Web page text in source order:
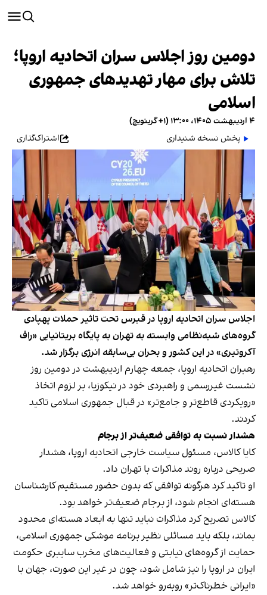
دومین روز اجلاس سران اتحادیه اروپا؛
تلاش برای مهار تهدیدهای جمهوری
اسلامی
۴ اردیبهشت ۱۴۰۵، ۱۳:۰۰ (‎+۱ گرینویچ)
پخش نسخه شنیداری
اشتراک‌گذاری
اجلاس سران اتحادیه اروپا در قبرس تحت تاثیر حملات پهپادی
گروه‌های شبه‌نظامی وابسته به تهران به پایگاه بریتانیایی «راف
آکروتیری» در این کشور و بحران بی‌سابقه انرژی برگزار شد.
رهبران اتحادیه اروپا، جمعه چهارم اردیبهشت در دومین روز
نشست غیررسمی و راهبردی خود در نیکوزیا، بر لزوم اتخاذ
«رویکردی قاطع‌تر و جامع‌تر» در قبال جمهوری اسلامی تاکید
کردند.
هشدار نسبت به توافقی ضعیف‌تر از برجام
کایا کالاس، مسئول سیاست خارجی اتحادیه اروپا، هشدار
صریحی درباره روند مذاکرات با تهران داد.
او تاکید کرد هرگونه توافقی که بدون حضور مستقیم کارشناسان
هسته‌ای انجام شود، از برجام ضعیف‌تر خواهد بود.
کالاس تصریح کرد مذاکرات نباید تنها به ابعاد هسته‌ای محدود
بماند، بلکه باید مسائلی نظیر برنامه موشکی جمهوری اسلامی،
حمایت از گروه‌های نیابتی و فعالیت‌های مخرب سایبری حکومت
ایران در اروپا را نیز شامل شود، چون در غیر این صورت، جهان با
«ایرانی خطرناک‌تر» روبه‌رو خواهد شد.